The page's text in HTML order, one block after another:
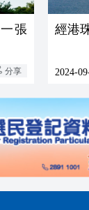
張
分享
經港
2024-